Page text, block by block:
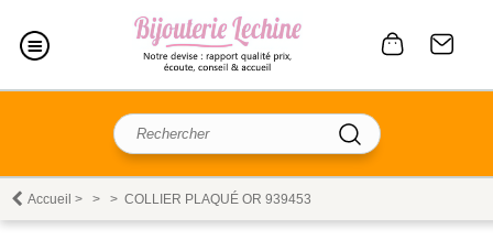
Accueil > > > COLLIER PLAQUÉ OR 939453